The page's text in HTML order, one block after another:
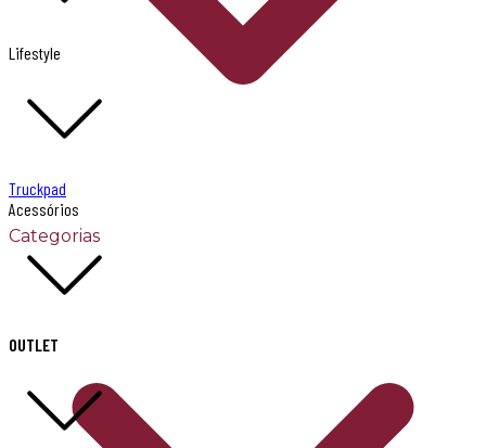
Lifestyle
Truckpad
Acessórios
OUTLET
Categorias